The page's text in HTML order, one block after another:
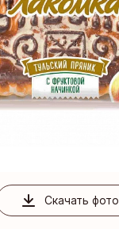
Скачать фото